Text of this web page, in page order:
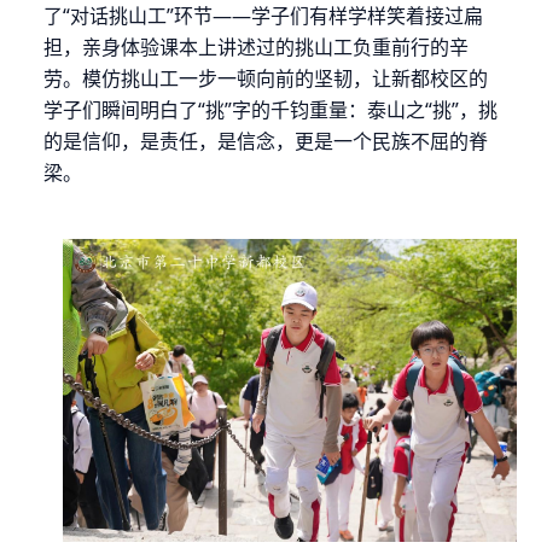
了“对话挑山工”环节——学子们有样学样笑着接过扁
担，亲身体验课本上讲述过的挑山工负重前行的辛
劳。模仿挑山工一步一顿向前的坚韧，让新都校区的
学子们瞬间明白了“挑”字的千钧重量：泰山之“挑”，挑
的是信仰，是责任，是信念，更是一个民族不屈的脊
梁。